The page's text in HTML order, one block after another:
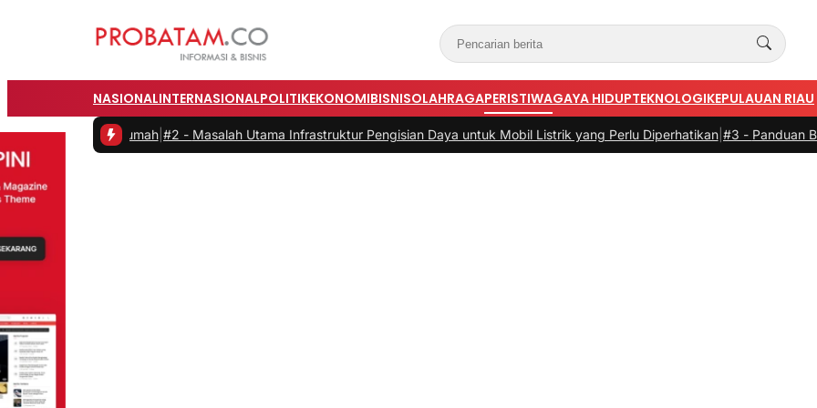
NASIONALINTERNASIONALPOLITIKEKONOMIBISNISOLAHRAGAPERISTIWAGAYA HIDUPTEKNOLOGIKEPULAUAN RIAU
|#2 -Masalah Utama Infrastruktur Pengisian Daya untuk Mobil Listrik yang Perlu Diperhatikan|#3 -Panduan Belanja Online